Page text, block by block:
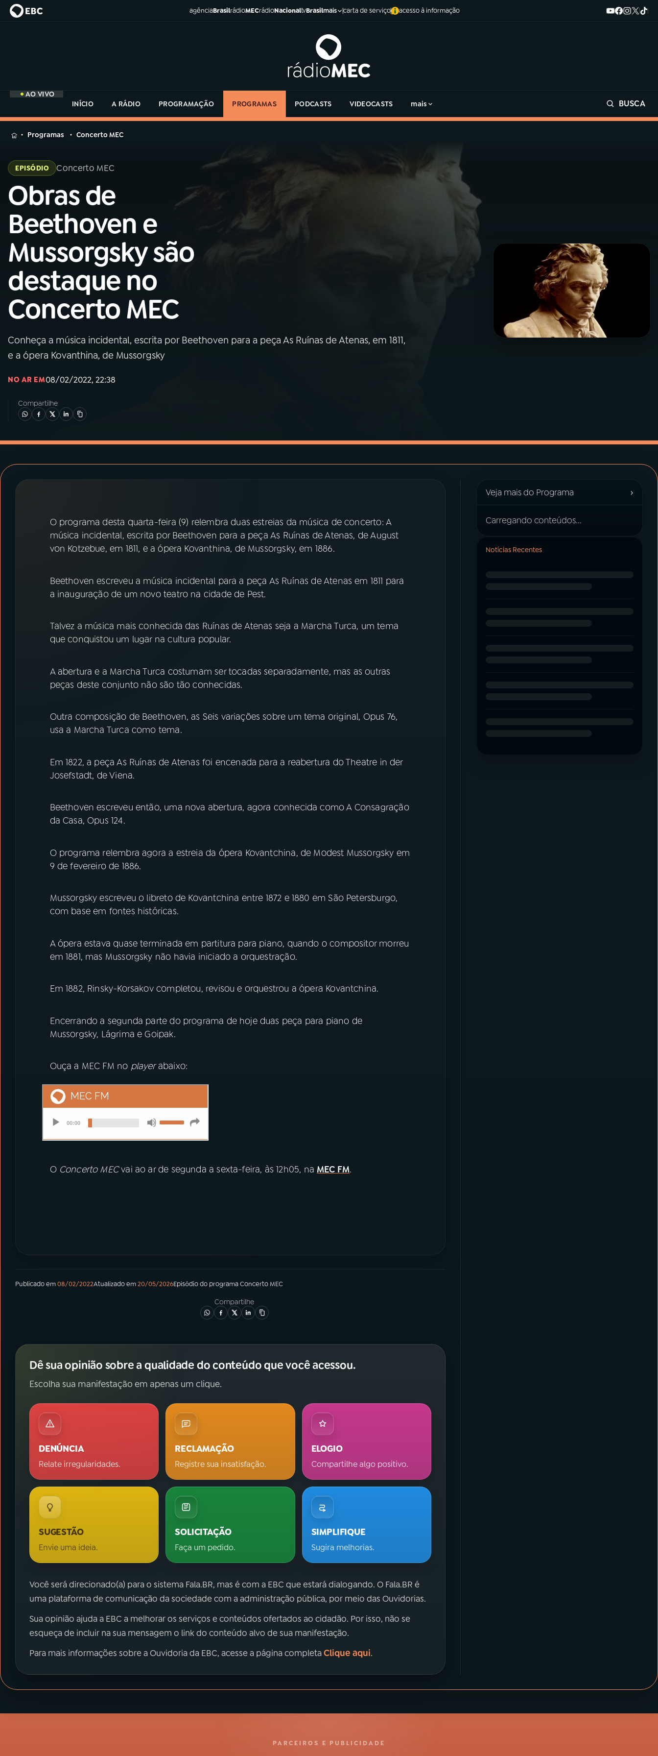
agênciaBrasilrádioMECrádioNacionaltvBrasilmais carta de serviço acesso à informação
AO VIVO
INÍCIO
A RÁDIO PROGRAMAÇÃO PROGRAMAS PODCASTS VIDEOCASTS mais BUSCA
MENU
Buscar
na
Rádio
MEC
Início
01 INÍCIO
02A RÁDIO
03 PROGRAMAÇÃO
04PROGRAMAS
05 PODCASTS
06VIDEOCASTS
07ÚLTIMAS
Facebook
Instagram X
na
Rádio
Programas Concerto MEC
EPISÓDIO Concerto MEC
Obras de
Beethoven e
Mussorgsky são
destaque no
Concerto MEC
Conheça a música incidental, escrita por Beethoven para a peça As Ruínas de Atenas, em 1811,
e a ópera Kovanthina, de Mussorgsky
NO AR EM08/02/2022, 22:38
Compartilhe
O programa desta quarta-feira (9) relembra duas estreias da música de concerto: A
música incidental, escrita por Beethoven para a peça As Ruínas de Atenas, de August
von Kotzebue, em 1811, e a ópera Kovanthina, de Mussorgsky, em 1886.
Beethoven escreveu a música incidental para a peça As Ruínas de Atenas em 1811 para
a inauguração de um novo teatro na cidade de Pest.
Talvez a música mais conhecida das Ruínas de Atenas seja a Marcha Turca, um tema
que conquistou um lugar na cultura popular.
A abertura e a Marcha Turca costumam ser tocadas separadamente, mas as outras
peças deste conjunto não são tão conhecidas.
Outra composição de Beethoven, as Seis variações sobre um tema original, Opus 76,
usa a Marcha Turca como tema.
Em 1822, a peça As Ruínas de Atenas foi encenada para a reabertura do Theatre in der
Josefstadt, de Viena.
Beethoven escreveu então, uma nova abertura, agora conhecida como A Consagração
da Casa, Opus 124.
O programa relembra agora a estreia da ópera Kovantchina, de Modest Mussorgsky em
9 de fevereiro de 1886.
Mussorgsky escreveu o libreto de Kovantchina entre 1872 e 1880 em São Petersburgo,
com base em fontes históricas.
A ópera estava quase terminada em partitura para piano, quando o compositor morreu
em 1881, mas Mussorgsky não havia iniciado a orquestração.
Em 1882, Rinsky-Korsakov completou, revisou e orquestrou a ópera Kovantchina.
Encerrando a segunda parte do programa de hoje duas peça para piano de
Mussorgsky, Lágrima e Goipak.
Ouça a MEC FM no playerabaixo:
O Concerto MECvai ao ar de segunda a sexta-feira, às 12h05, na MEC FM.
Publicado em08/02/2022Atualizado em20/05/2026Episódiodo programaConcerto MEC
Compartilhe
Dê sua opinião sobre a qualidade do conteúdo que você acessou.
Escolha sua manifestação em apenas um clique.
DENÚNCIA
Relate irregularidades.
RECLAMAÇÃO
Registre sua insatisfação.
ELOGIO
Compartilhe algo positivo.
SUGESTÃO
Envie uma ideia.
SOLICITAÇÃO
Faça um pedido.
SIMPLIFIQUE
Sugira melhorias.
Você será direcionado(a) para o sistema Fala.BR, mas é com a EBC que estará dialogando. O Fala.BR é
uma plataforma de comunicação da sociedade com a administração pública, por meio das Ouvidorias.
Sua opinião ajuda a EBC a melhorar os serviços e conteúdos ofertados ao cidadão. Por isso, não se
esqueça de incluir na sua mensagem o link do conteúdo alvo de sua manifestação.
Para mais informações sobre a Ouvidoria da EBC, acesse a página completaClique aqui.
Veja mais do Programa ›
Carregando conteúdos...
Notícias Recentes
PARCEIROS E PUBLICIDADE